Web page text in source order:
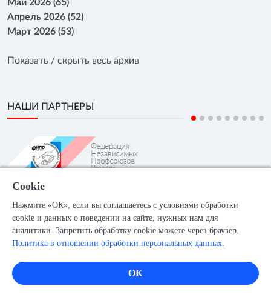
Май 2026 (65)
Апрель 2026 (52)
Март 2026 (53)
Показать / скрыть весь архив
НАШИ ПАРТНЕРЫ
ГЛАВНАЯ О НАС КОНТАКТЫ ВАКАНСИИ
Соглашение об
отношении
Cookie
Нажмите «ОК», если вы соглашаетесь с условиями обработки
cookie и данных о поведении на сайте, нужных нам для
аналитики. Запретить обработку cookie можете через браузер.
Политика в отношении обработки персональных данных.
ОК